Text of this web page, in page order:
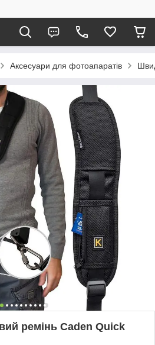
Аксесуари для фотоапаратів
ремінь Caden Quick